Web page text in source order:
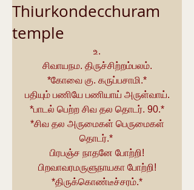
Thiurkondecchuram
temple
உ.
சிவாயநம. திருச்சிற்றம்பலம்.
*கோவை கு. கருப்பசாமி.*
பதியும் பணியே பணியாய் அருள்வாய்.
*பாடல் பெற்ற சிவ தல தொடர். 90.*
தொடர்.*
பிரபஞ்ச நாதனே போற்றி!
பிறவாவரமருளுநாயகா போற்றி!
*திருக்கொண்டீச்சரம்.*